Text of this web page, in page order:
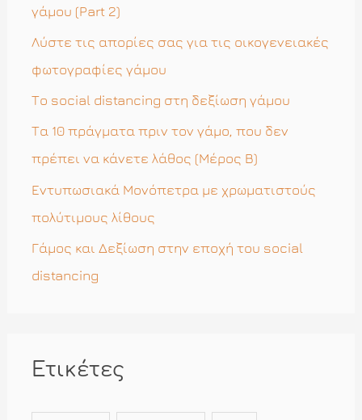
σ
η
γ
γάμου (Part 2)
Λύστε τις απορίες σας για τις οικογενειακές
φωτογραφίες γάμου
Το social distancing στη δεξίωση γάμου
Τα 10 πράγματα πριν τον γάμο, που δεν
πρέπει να κάνετε λάθος (Μέρος Β)
Εντυπωσιακά Μονόπετρα με χρωματιστούς
πολύτιμους λίθους
Γάμος και Δεξίωση στην εποχή του social
distancing
Ετικέτες